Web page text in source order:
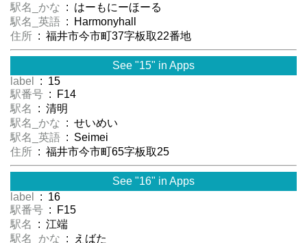
駅名_かな : はーもにーほーる
駅名_英語 : Harmonyhall
住所 : 福井市今市町37字板取22番地
See "15" in Apps
label
: 15
駅番号 : F14
駅名
: 清明
駅名_かな : せいめい
駅名_英語 : Seimei
住所 : 福井市今市町65字板取25
See "16" in Apps
label
: 16
駅番号 : F15
駅名
: 江端
駅名_かな : えばた